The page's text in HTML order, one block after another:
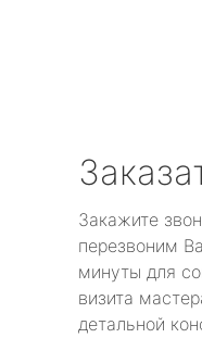
Закажите
перезвоним
минуты для
визита
детальной